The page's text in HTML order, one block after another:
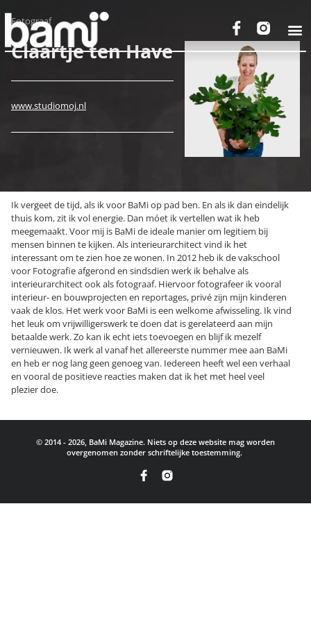
Fotograaf
Claartje ten Have
www.studiomoj.nl
Ik vergeet de tijd, als ik voor BaMi op pad ben. En als ik dan eindelijk
thuis kom, zit ik vol energie. Dan móet ik vertellen wat ik heb
meegemaakt. Voor mij is BaMi de ideale manier om legitiem bij
mensen binnen te kijken. Als interieurarchitect vind ik het
interessant om te zien hoe ze wonen. In 2012 heb ik de vakschool
voor Fotografie afgerond en sindsdien werk ik behalve als
interieurarchitect ook als fotograaf. Hiervoor fotografeer ik vooral
interieur- en bouwprojecten en reportages, privé zijn mijn kinderen
vaak de klos. Het werk voor BaMi is een welkome afwisseling. Ik vind
het leuk om vrijwilligerswerk te doen dat is gerelateerd aan mijn
betaalde werk. Zo kan ik echt iets toevoegen en blijf ik mezelf
vernieuwen. Ik werk al vanaf het allereerste nummer mee aan BaMi
en heb er nog lang geen genoeg van. Iedereen heeft wel een verhaal
en vooral de positieve reacties maken dat ik het met heel veel
plezier doe.
© 2014 - 2026, BaMi Magazine. Niets op deze website mag worden
overgenomen zonder schriftelijke toestemming.